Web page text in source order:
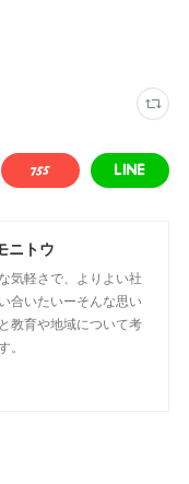
ニトウ
気軽さで、よりよい社
合いたいーそんな思い
教育や地域について考